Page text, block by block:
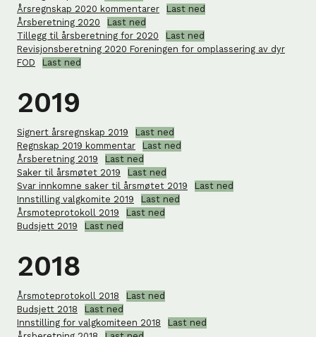
Årsregnskap 2020 kommentarer
Last ned
Årsberetning 2020
Last ned
Tillegg til årsberetning for 2020
Last ned
Revisjonsberetning 2020 Foreningen for omplassering av dyr
FOD
Last ned
2019
Signert årsregnskap 2019
Last ned
Regnskap 2019 kommentar
Last ned
Årsberetning 2019
Last ned
Saker til årsmøtet 2019
Last ned
Svar innkomne saker til årsmøtet 2019
Last ned
Innstilling valgkomite 2019
Last ned
Årsmoteprotokoll 2019
Last ned
Budsjett 2019
Last ned
2018
Årsmoteprotokoll 2018
Last ned
Budsjett 2018
Last ned
Innstilling for valgkomiteen 2018
Last ned